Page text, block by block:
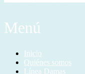
Menú
Inicio
Quiénes somos
Línea Damas